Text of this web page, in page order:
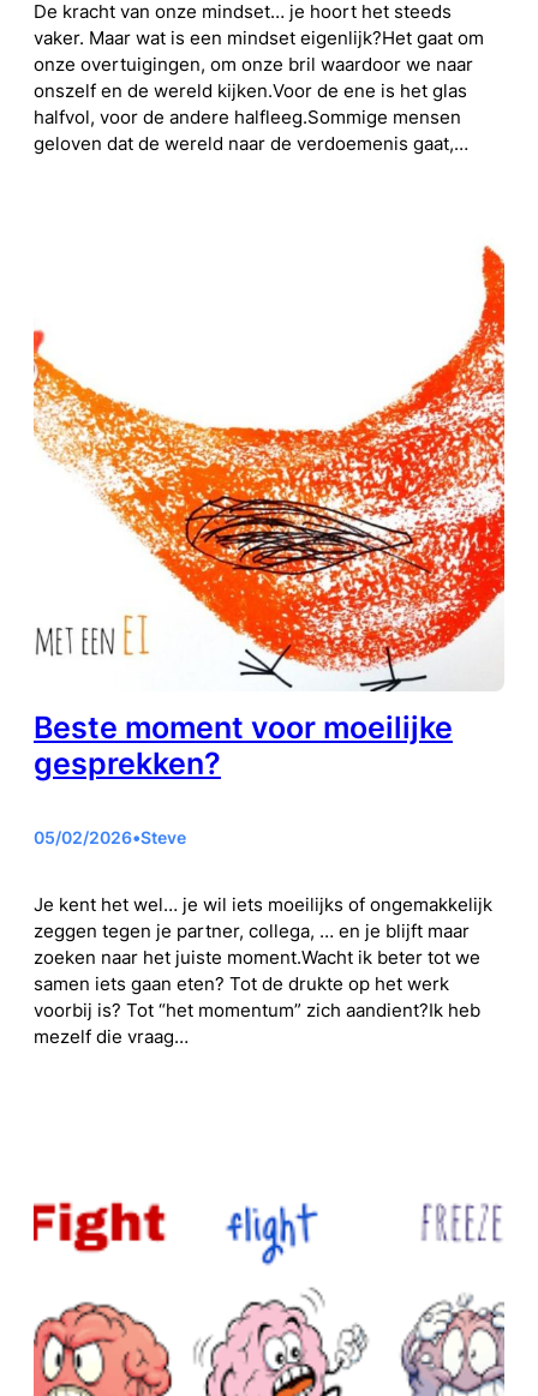
De kracht van onze mindset… je hoort het steeds
vaker. Maar wat is een mindset eigenlijk?Het gaat om
onze overtuigingen, om onze bril waardoor we naar
onszelf en de wereld kijken.Voor de ene is het glas
halfvol, voor de andere halfleeg.Sommige mensen
geloven dat de wereld naar de verdoemenis gaat,…
Beste moment voor moeilijke
gesprekken?
05/02/2026•Steve
Je kent het wel… je wil iets moeilijks of ongemakkelijk
zeggen tegen je partner, collega, … en je blijft maar
zoeken naar het juiste moment.Wacht ik beter tot we
samen iets gaan eten? Tot de drukte op het werk
voorbij is? Tot “het momentum” zich aandient?Ik heb
mezelf die vraag…